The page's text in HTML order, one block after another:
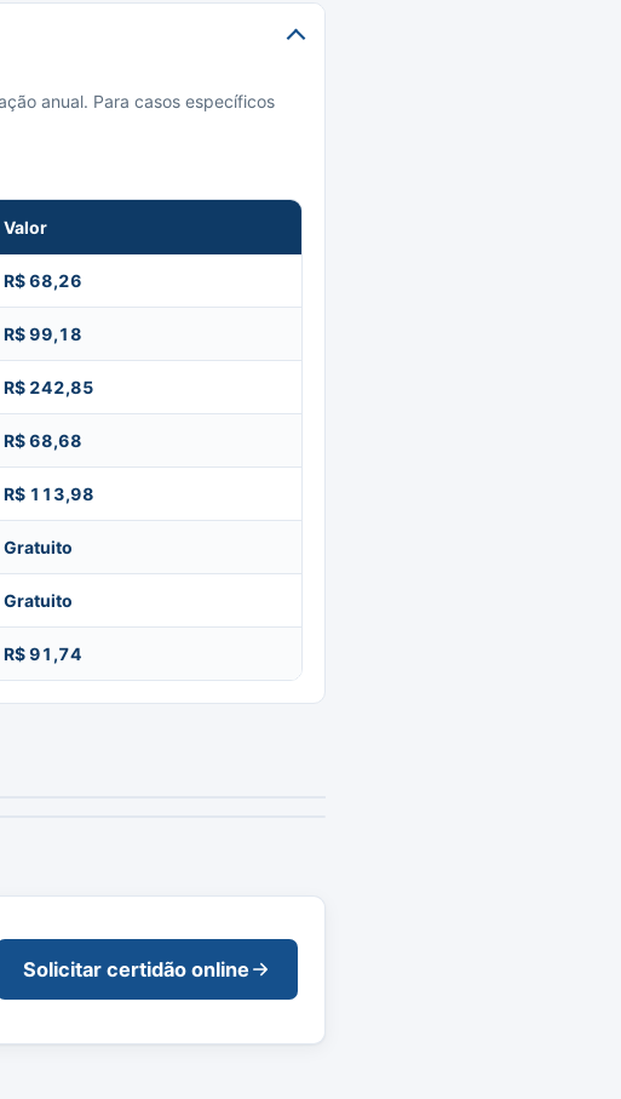
anual. Para casos específicos
Valor
R$ 68,26
R$ 99,18
R$ 242,85
R$ 68,68
R$ 113,98
Gratuito
Gratuito
R$ 91,74
Solicitar certidão online